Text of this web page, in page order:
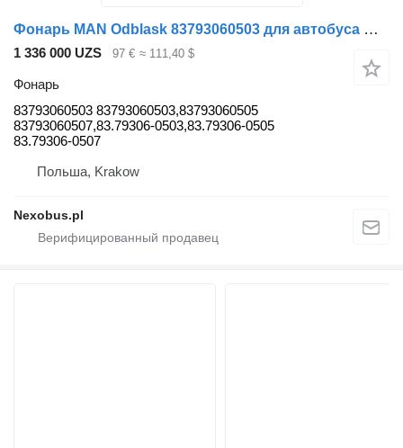
Фонарь MAN Odblask 83793060503 для автобуса MAN Lions Coach R07 R08
1 336 000 UZS 97 € ≈ 111,40 $
Фонарь
83793060503 83793060503,83793060505
83793060507,83.79306-0503,83.79306-0505
83.79306-0507
Польша, Krakow
Nexobus.pl